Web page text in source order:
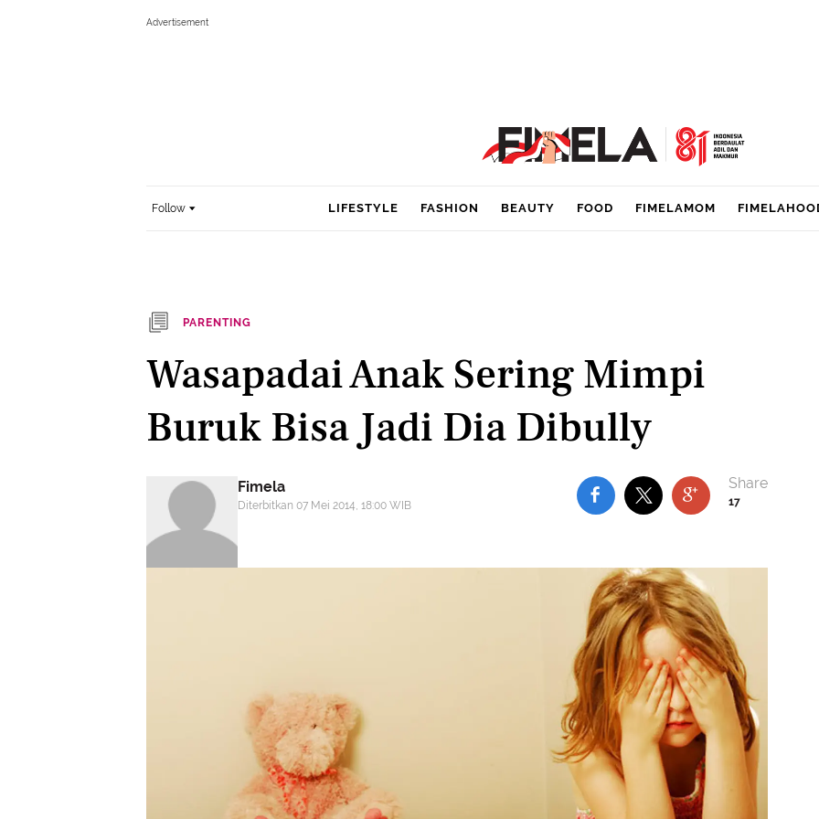
Follow LIFESTYLE FASHION BEAUTY FOOD FIMELAMOM
PARENTING
Wasapadai Anak Sering Mimpi
Buruk Bisa Jadi Dia Dibully
Fimela
Diterbitkan 07 Mei 2014, 18:00 WIB 17